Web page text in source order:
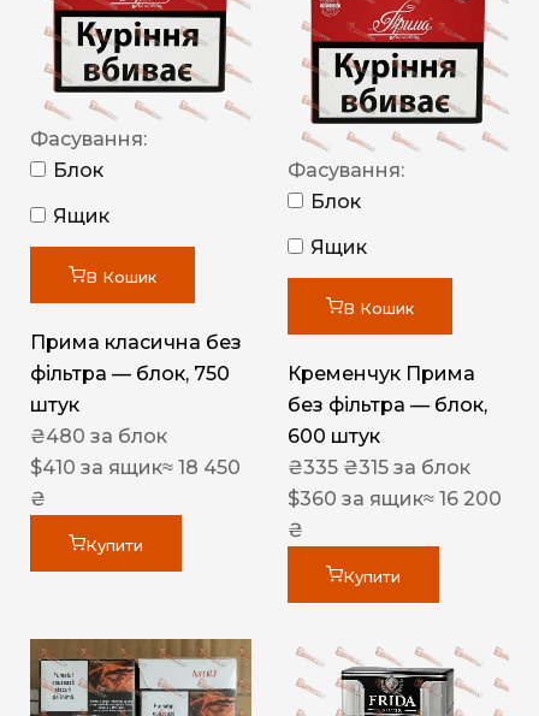
Фасування:
Блок
Ящик
В Кошик
Прима класична без
фільтра — блок, 750
штук
₴480 за блок
$410 за ящик≈ 18 450
₴
Купити
Фасування:
Блок
Ящик
В Кошик
Кременчук Прима
без фільтра — блок,
600 штук
₴335 ₴315 за блок
$360 за ящик≈ 16 200
₴
Купити